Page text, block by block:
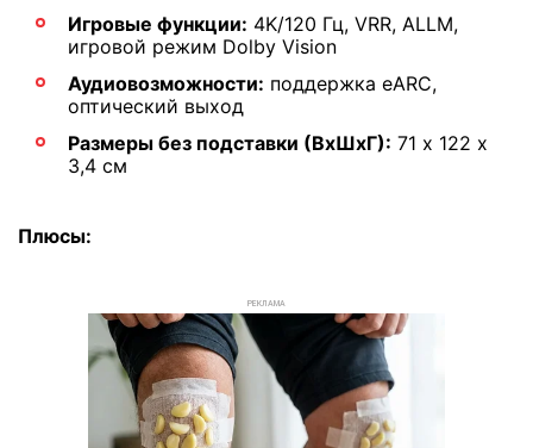
Игровые функции: 4K/120 Гц, VRR, ALLM,
игровой режим Dolby Vision
Аудиовозможности: поддержка eARC,
оптический выход
Размеры без подставки (ВхШхГ): 71 х 122 х
3,4 см
Плюсы:
РЕКЛАМА